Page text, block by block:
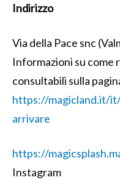
Indirizzo
Via della Pace snc
Informazioni su come
consultabili sulla
https://magicland.it/
arrivare
https://
Instagram